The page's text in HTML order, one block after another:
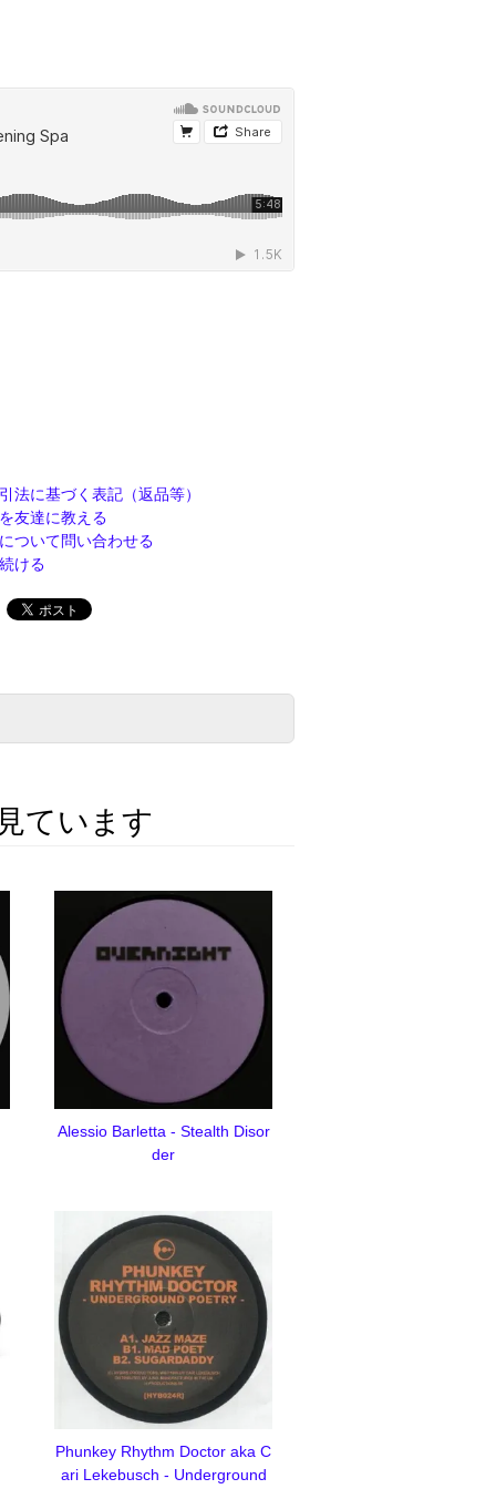
法に基づく表記（返品等）
友達に教える
ついて問い合わせる
ける
ています
Alessio Barletta - Stealth Disor
der
Phunkey Rhythm Doctor aka C
ari Lekebusch - Underground